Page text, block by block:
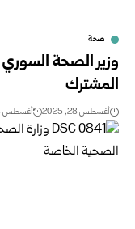
صحة
وزير الصحة
المشترك
أغسطس 28, 2025 أغسطس 28, 2025